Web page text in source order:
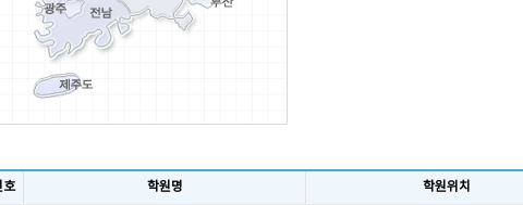
호 학원명 학원위치